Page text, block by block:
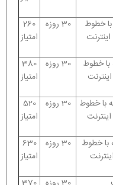
با خطوط
30 روزه
260
امتیاز
با خطوط
30 روزه
380
امتیاز
مکالمه با خطوط
30 روزه
520
امتیاز
با خطوط
30 روزه
630
امتیاز